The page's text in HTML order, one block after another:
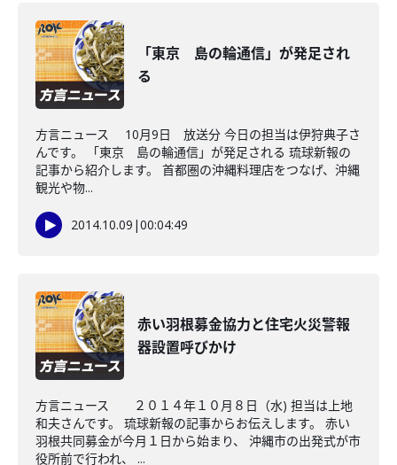
「東京 島の輪通信」が発足され
る
方言ニュース 10月9日 放送分 今日の担当は伊狩典子さ
んです。 「東京 島の輪通信」が発足される 琉球新報の
記事から紹介します。 首都圏の沖縄料理店をつなげ、沖縄
観光や物...
2014.10.09 |00:04:49
赤い羽根募金協力と住宅火災警報
器設置呼びかけ
方言ニュース ２０１４年１０月８日（水) 担当は上地
和夫さんです。 琉球新報の記事からお伝えします。 赤い
羽根共同募金が今月１日から始まり、 沖縄市の出発式が市
役所前で行われ、 ...